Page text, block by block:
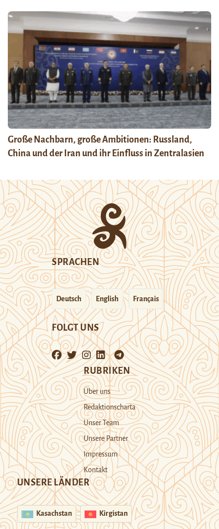
Große Nachbarn, große Ambitionen: Russland,
China und der Iran und ihr Einfluss in Zentralasien
SPRACHEN
Deutsch English Français
FOLGT UNS
RUBRIKEN
Über uns
Redaktionscharta
Unser Team
Unsere Partner
Impressum
Kontakt
UNSERE LÄNDER
Kasachstan Kirgistan